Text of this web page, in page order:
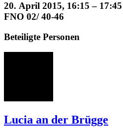
20. April 2015, 16:15 – 17:45
FNO 02/ 40-46
Beteiligte Personen
Lucia an der Brügge